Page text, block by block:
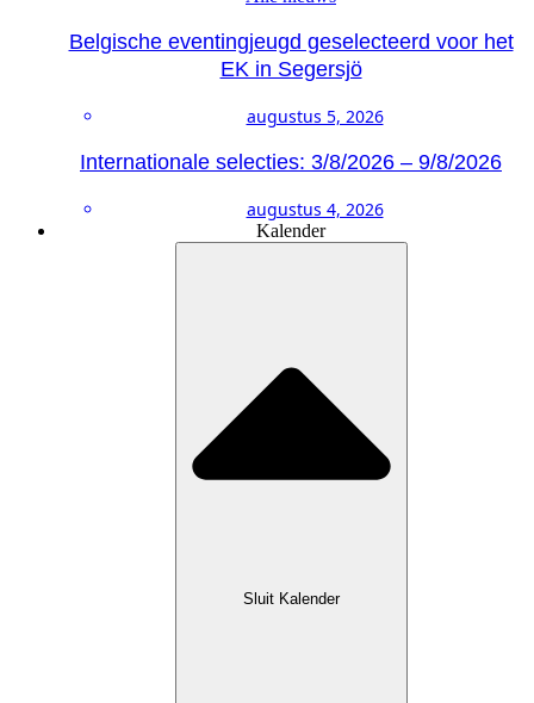
Belgische eventingjeugd geselecteerd voor het
EK in Segersjö
augustus 5, 2026
Internationale selecties: 3/8/2026 – 9/8/2026
augustus 4, 2026
Kalender
Sluit Kalender